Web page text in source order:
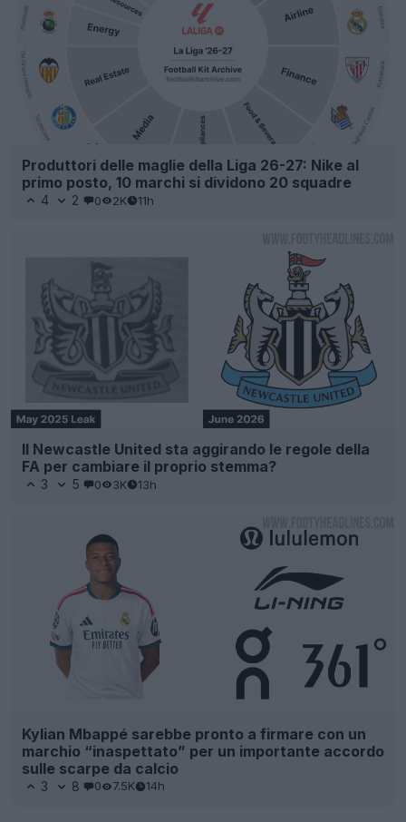
Produttori delle maglie della Liga 26-27: Nike al
primo posto, 10 marchi si dividono 20 squadre
4 2 0 2K 11h
Il Newcastle United sta aggirando le regole della
FA per cambiare il proprio stemma?
3 5 0 3K 13h
Kylian Mbappé sarebbe pronto a firmare con un
marchio “inaspettato” per un importante accordo
sulle scarpe da calcio
3 8 0 7.5K 14h